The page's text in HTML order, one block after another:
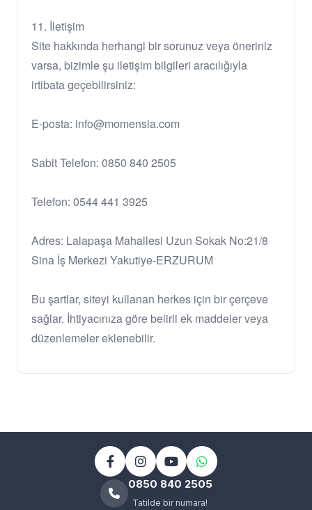
11. İletişim
Site hakkında herhangi bir sorunuz veya öneriniz
varsa, bizimle şu iletişim bilgileri aracılığıyla
irtibata geçebilirsiniz:
E-posta: info@momensia.com
Sabit Telefon: 0850 840 2505
Telefon: 0544 441 3925
Adres: Lalapaşa Mahallesi Uzun Sokak No:21/8
Sina İş Merkezi Yakutiye-ERZURUM
Bu şartlar, siteyi kullanan herkes için bir çerçeve
sağlar. İhtiyacınıza göre belirli ek maddeler veya
düzenlemeler eklenebilir.
0850 840 2505
Tatilde bir numara!